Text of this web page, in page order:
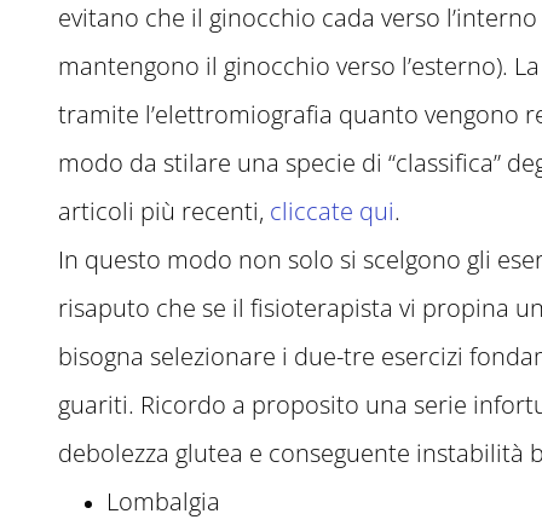
evitano che il ginocchio cada verso
mantengono il ginocchio verso l’esterno).
tramite l’elettromiografia quanto vengono
modo da stilare una specie di “classifica”
articoli più recenti, cliccate qui.
In questo modo non solo si scelgono gli
risaputo che se il fisioterapista vi propina
bisogna selezionare i due-tre esercizi
guariti. Ricordo a proposito una serie
debolezza glutea e conseguente instabilità
Lombalgia